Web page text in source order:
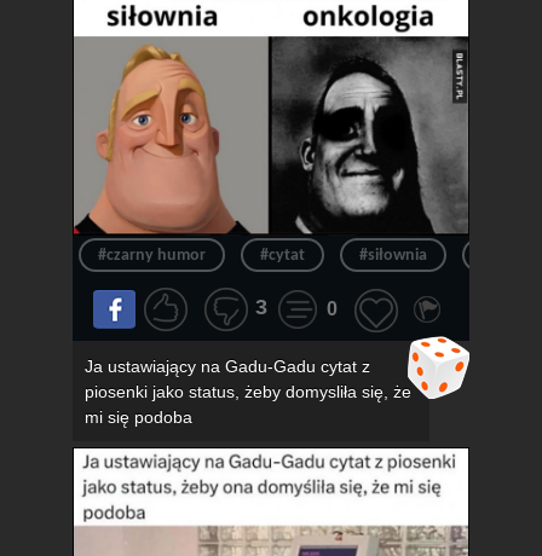
#czarny humor #cytat #siłownia
3 0
Ja ustawiający na Gadu-Gadu cytat z
piosenki jako status, żeby domysliła się, że
mi się podoba